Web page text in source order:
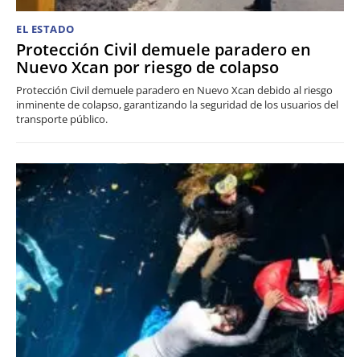
EL ESTADO
Protección Civil demuele paradero en
Nuevo Xcan por riesgo de colapso
Protección Civil demuele paradero en Nuevo Xcan debido al riesgo
inminente de colapso, garantizando la seguridad de los usuarios del
transporte público.